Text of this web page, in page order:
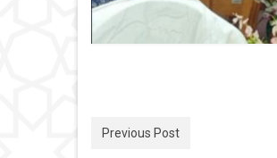
Previous Post